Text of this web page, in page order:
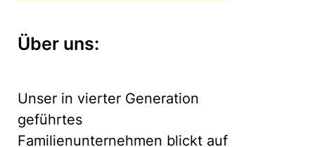
Über uns:
Unser in vierter Generation
geführtes
Familienunternehmen blickt auf